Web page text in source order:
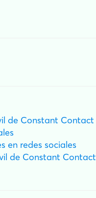
de Constant Contact
en redes sociales
de Constant Contact